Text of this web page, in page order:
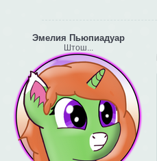
Эмелия Пьюпиадуар
Штош...